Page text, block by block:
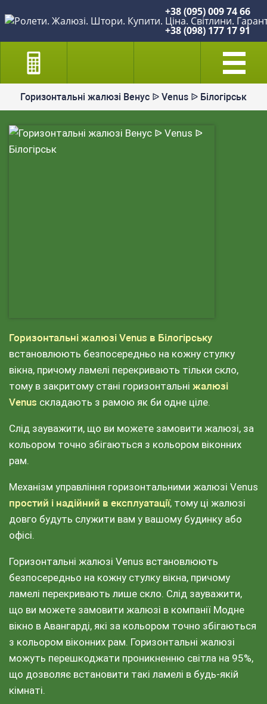
+38 (095) 009 74 66
+38 (098) 177 17 91
Горизонтальні жалюзі Венус ᐉ Venus ᐉ Білогірськ
Горизонтальні жалюзі Venus в Білогірську
встановлюють безпосередньо на кожну стулку
вікна, причому ламелі перекривають тільки скло,
тому в закритому стані горизонтальні жалюзі
Venus складають з рамою як би одне ціле.
Слід зауважити, що ви можете замовити жалюзі, за
кольором точно збігаються з кольором віконних
рам.
Механізм управління горизонтальними жалюзі Venus
простий і надійний в експлуатації, тому ці жалюзі
довго будуть служити вам у вашому будинку або
офісі.
Горизонтальні жалюзі Venus встановлюють
безпосередньо на кожну стулку вікна, причому
ламелі перекривають лише скло. Слід зауважити,
що ви можете замовити жалюзі в компанії Модне
вікно в Авангарді, які за кольором точно збігаються
з кольором віконних рам. Горизонтальні жалюзі
можуть перешкоджати проникненню світла на 95%,
що дозволяє встановити такі ламелі в будь-якій
кімнаті.